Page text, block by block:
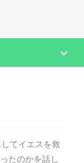
てイエスを救
たのかを話し